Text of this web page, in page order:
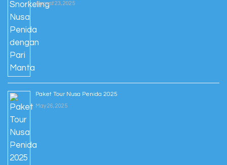
August 23, 2025
Paket Tour Nusa Penida 2025
May 26, 2025